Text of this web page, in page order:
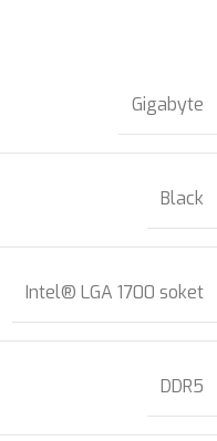
Gigabyte
Black
Intel® LGA 1700 soket
DDR5